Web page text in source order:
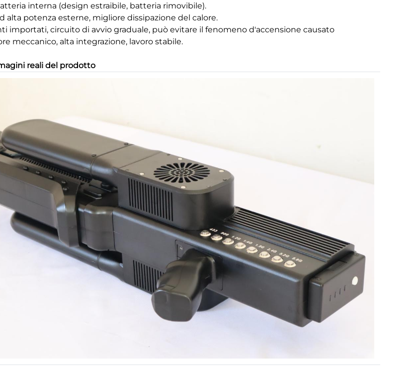
interna (design estraibile, batteria rimovibile).
alta potenza esterne, migliore dissipazione del calore.
importati, circuito di avvio graduale, può evitare il fenomeno d'accensione causato
meccanico, alta integrazione, lavoro stabile.
reali del prodotto